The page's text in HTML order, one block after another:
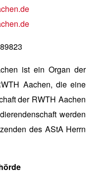
ist ein Organ der
Aachen, die eine
der RWTH Aachen
werden
des AStA Herrn